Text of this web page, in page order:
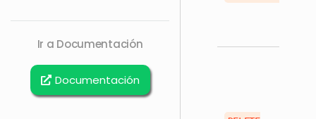
Ir a Documentación
Documentación